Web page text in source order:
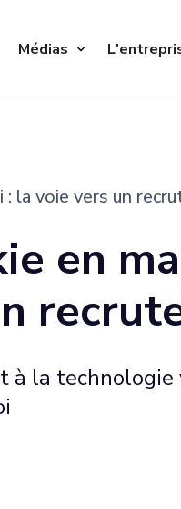
Médias
la voie vers un
en
la